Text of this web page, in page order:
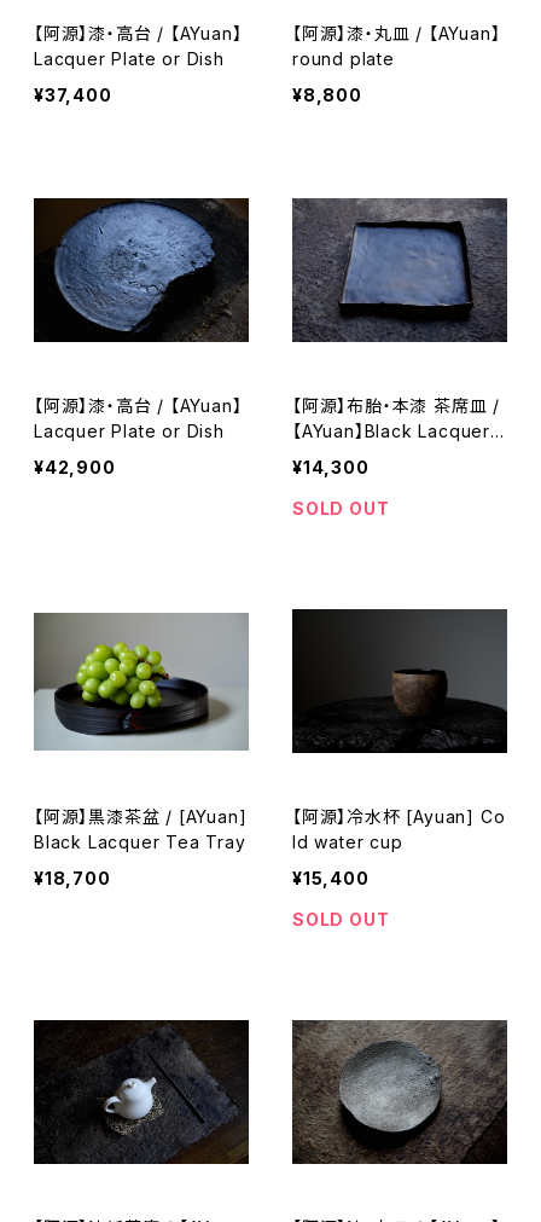
【阿源】漆・高台 / 【AYuan】
Lacquer Plate or Dish
¥37,400
【阿源】漆・丸皿 / 【AYuan】
round plate
¥8,800
【阿源】漆・高台 / 【AYuan】
Lacquer Plate or Dish
¥42,900
【阿源】布胎・本漆 茶席皿 /
【AYuan】Black Lacquer
Tea Tray for Tea Settin
¥14,300
SOLD OUT
【阿源】黒漆茶盆 / [AYuan]
Black Lacquer Tea Tray
¥18,700
【阿源】冷水杯 [Ayuan] Co
ld water cup
¥15,400
SOLD OUT